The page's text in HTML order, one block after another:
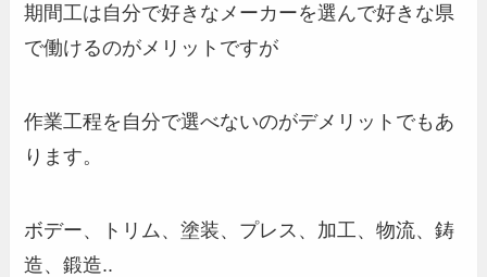
期間工は自分で好きなメーカーを選んで好きな県
で働けるのがメリットですが
作業工程を自分で選べないのがデメリットでもあ
ります。
ボデー、トリム、塗装、プレス、加工、物流、鋳
造、鍛造..